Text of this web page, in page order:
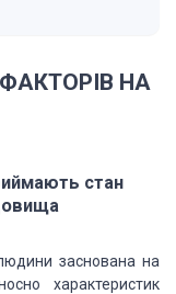
НА
стан
заснована на
характеристик